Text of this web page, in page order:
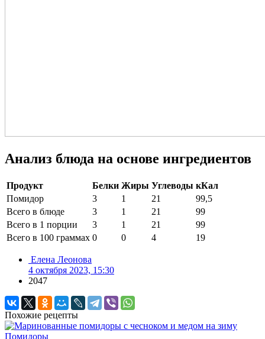
Анализ блюда на основе ингредиентов
Продукт Белки Жиры Углеводы кКал
Помидор
3 1 21
99,5
Всего в блюде
3 1 21
99
Всего в 1 порции
3 1 21
99
Всего в 100 граммах 0 0 4 19
Елена Леонова
4 октября 2023, 15:30
2047
Похожие рецепты
Помидоры